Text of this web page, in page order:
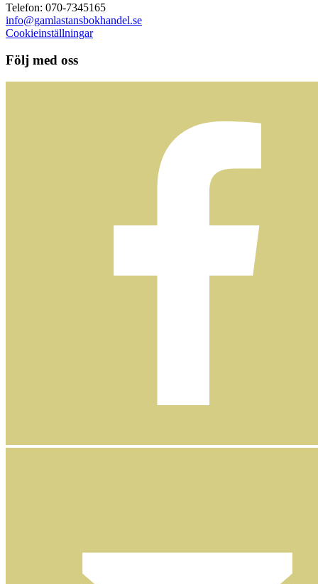
Telefon: 070-7345165
info@gamlastansbokhandel.se
Cookieinställningar
Följ med oss